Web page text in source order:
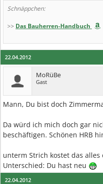
Schnäppchen:
>> Das Bauherren-Handbuch
22.04.2012
MoRüBe
Gast
Mann, Du bist doch
Da würd ich mich doch gar
beschäftigen. Schönen HRB
unterm Strich kostet das
Unterschied: Du hast neu
22.04.2012